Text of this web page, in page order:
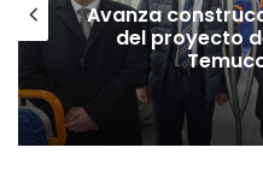
Avanza
del proyecto